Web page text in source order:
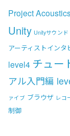
Project
Unity Unityサウン
アーティストインタ
level4 チュー
アル入門編
ァイブ ブラウザ レコ
制御